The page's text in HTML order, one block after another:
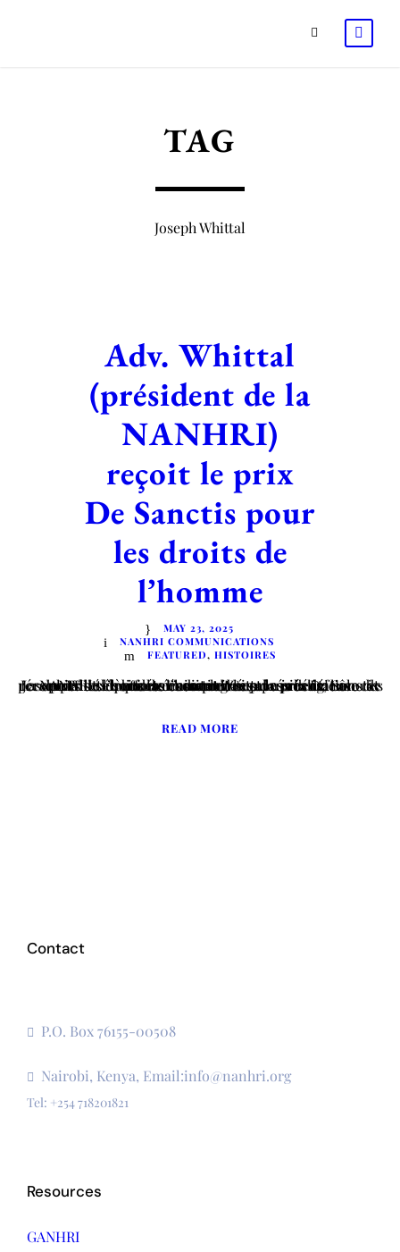
TAG
Joseph Whittal
Adv. Whittal
(président de la
NANHRI)
reçoit le prix
De Sanctis pour
les droits de
l’homme
MAY 23, 2025
NANHRI COMMUNICATIONS
FEATURED, HISTOIRES
La NANHRI célèbre la réussite de son président, l’avocat Joseph Whittal, qui a récemment reçu le prix De Sanctis pour les droits de l’homme. Ce prix prestigieux récompense les efforts exemplaires et les réalisations de personnalités qui se sont distinguées dans la défense des droits de l’homme. L’avocat Whittal a joué un rôle déterminant dans...
READ MORE
Contact
P.O. Box 76155-00508
Nairobi, Kenya, Email:info@nanhri.org
Tel: +254 718201821
Resources
GANHRI